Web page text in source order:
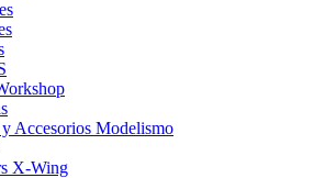
y Accesorios Modelismo
X-Wing